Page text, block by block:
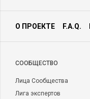
О ПРОЕКТЕ F.A.Q.
CООБЩЕСТВО
Лица Сообщества
Лига экспертов